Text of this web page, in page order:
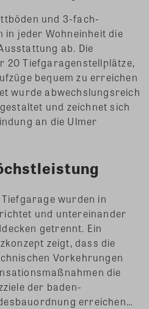
und 3-fach-
in jeder Wohneinheit die
ab. Die
20 Tiefgaragenstellplätze,
bequem zu erreichen
wurde abwechslungsreich
und zeichnet sich
an die Ulmer
wurden in
und untereinander
getrennt. Ein
zeigt, dass die
Vorkehrungen
die
der baden-
erreichen…